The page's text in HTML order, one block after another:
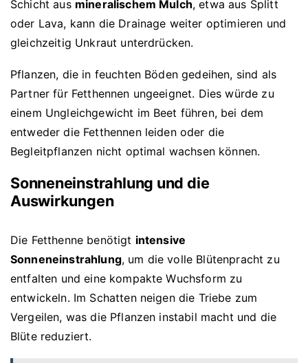
Schicht aus mineralischem Mulch, etwa aus Splitt
oder Lava, kann die Drainage weiter optimieren und
gleichzeitig Unkraut unterdrücken.
Pflanzen, die in feuchten Böden gedeihen, sind als
Partner für Fetthennen ungeeignet. Dies würde zu
einem Ungleichgewicht im Beet führen, bei dem
entweder die Fetthennen leiden oder die
Begleitpflanzen nicht optimal wachsen können.
Sonneneinstrahlung und die
Auswirkungen
Die Fetthenne benötigt intensive
Sonneneinstrahlung, um die volle Blütenpracht zu
entfalten und eine kompakte Wuchsform zu
entwickeln. Im Schatten neigen die Triebe zum
Vergeilen, was die Pflanzen instabil macht und die
Blüte reduziert.